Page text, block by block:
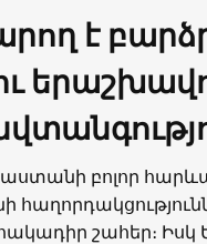
է
բոլոր
շահեր։ Իսկ